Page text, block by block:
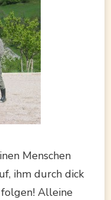
Menschen
ihm durch dick
Alleine